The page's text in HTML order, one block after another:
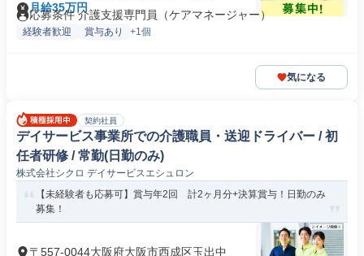
月給35万円
応募条件 介護支援専門員（ケアマネージャー）
経験者歓迎 賞与あり +1個
気になる
契約社員
デイサービス事業所での介護職員・送迎ドライバー / 初
任者研修 / 常勤(日勤のみ)
株式会社シクロ デイサービスエシュロン
【未経験者も応募可】賞与年2回 計2ヶ月分+決算賞与！日勤のみ
募集！
〒557-0044大阪府大阪市西成区玉出中